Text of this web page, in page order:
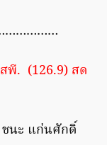
สพี. (126.9) สด
แก่นศักดิ์